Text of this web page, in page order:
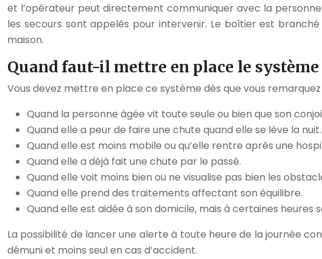
et l’opérateur peut directement communiquer avec la
les secours sont appelés pour intervenir. Le boîtier est
maison.
Quand faut-il mettre en place le système
Vous devez mettre en place ce système dès que vous
Quand la personne âgée vit toute seule ou bien que son
Quand elle a peur de faire une chute quand elle se lève la nuit.
Quand elle est moins mobile ou qu’elle rentre après une
Quand elle a déjà fait une chute par le passé.
Quand elle voit moins bien ou ne visualise pas bien les
Quand elle prend des traitements affectant son équilibre.
Quand elle est aidée à son domicile, mais à certaines heures
La possibilité de lancer une alerte à toute heure de la journée
démuni et moins seul en cas d’accident.